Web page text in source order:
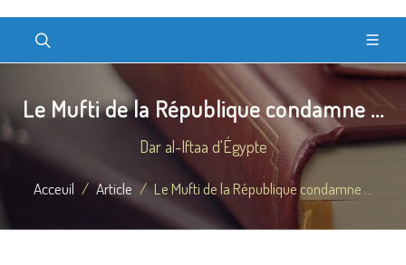
Le Mufti de la République condamne ...
Dar al-Iftaa d'Égypte
Acceuil Article Le Mufti de la République condamne ...